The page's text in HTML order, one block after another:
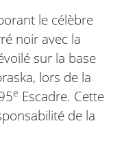
le célèbre
noir avec la
sur la base
lors de la
e Escadre. Cette
de la